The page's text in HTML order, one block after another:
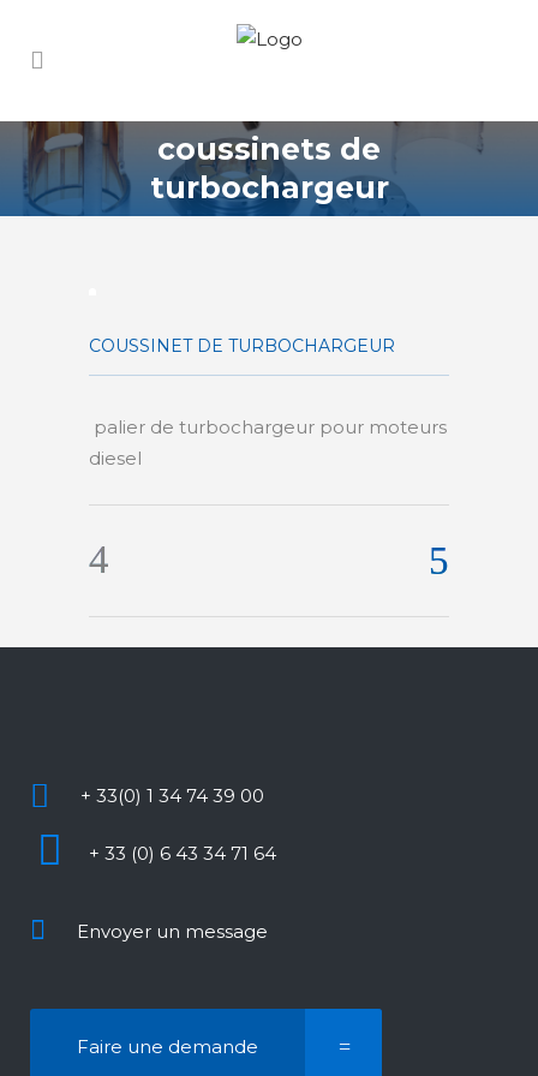
coussinets de
turbochargeur
COUSSINET DE TURBOCHARGEUR
palier de turbochargeur pour moteurs
diesel
+ 33(0) 1 34 74 39 00
+ 33 (0) 6 43 34 71 64
Envoyer un message
Faire une demande